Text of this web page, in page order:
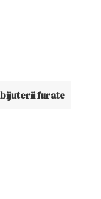
bijuterii furate